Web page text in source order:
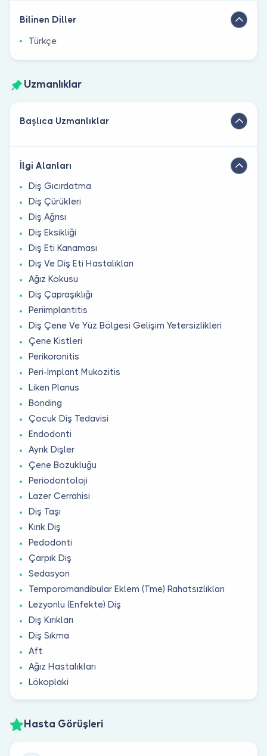
Bilinen Diller
Türkçe
Uzmanlıklar
Başlıca Uzmanlıklar
İlgi Alanları
Diş Gıcırdatma
Diş Çürükleri
Diş Ağrısı
Diş Eksikliği
Diş Eti Kanaması
Diş Ve Diş Eti Hastalıkları
Ağız Kokusu
Diş Çapraşıklığı
Periimplantitis
Diş Çene Ve Yüz Bölgesi Gelişim Yetersizlikleri
Çene Kistleri
Perikoronitis
Peri-İmplant Mukozitis
Liken Planus
Bonding
Çocuk Diş Tedavisi
Endodonti
Ayrık Dişler
Çene Bozukluğu
Periodontoloji
Lazer Cerrahisi
Diş Taşı
Kırık Diş
Pedodonti
Çarpık Diş
Sedasyon
Temporomandibular Eklem (Tme) Rahatsızlıkları
Lezyonlu (Enfekte) Diş
Diş Kırıkları
Diş Sıkma
Aft
Ağız Hastalıkları
Lökoplaki
Hasta Görüşleri